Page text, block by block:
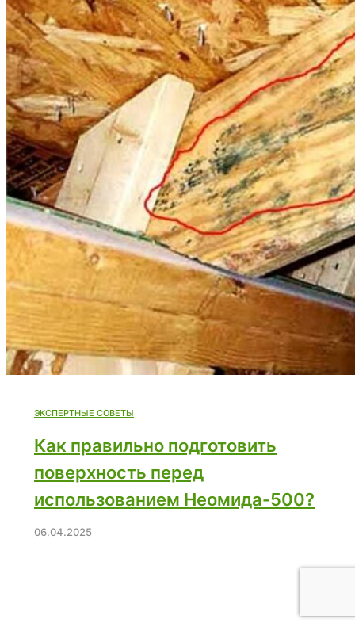
ЭКСПЕРТНЫЕ СОВЕТЫ
Как правильно подготовить
поверхность перед
использованием Неомида-500?
06.04.2025